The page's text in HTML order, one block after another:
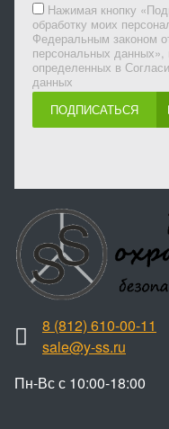
Нажимая кнопку
обработку моих
Федеральным законом
персональных
определенных в
данных
ПОДПИСАТЬСЯ
8 (812) 610-00-11
sale@y-ss.ru
Пн-Вс с 10:00-18:00